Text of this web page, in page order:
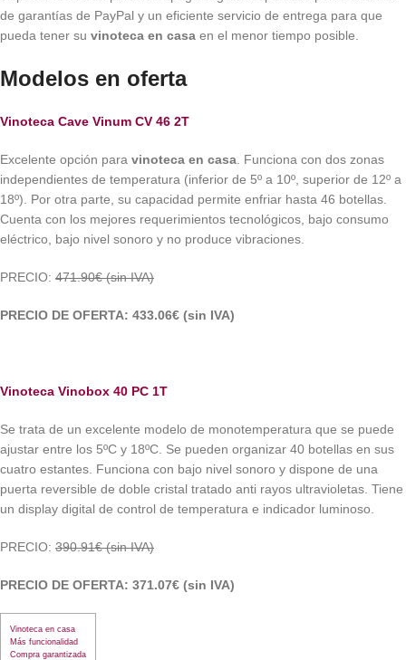
de garantías de PayPal y un eficiente servicio de entrega para que
pueda tener su vinoteca en casa en el menor tiempo posible.
Modelos en oferta
Vinoteca Cave Vinum CV 46 2T
Excelente opción para vinoteca en casa . Funciona con dos zonas
independientes de temperatura (inferior de 5º a 10º, superior de 12º a
18º). Por otra parte, su capacidad permite enfriar hasta 46 botellas.
Cuenta con los mejores requerimientos tecnológicos, bajo consumo
eléctrico, bajo nivel sonoro y no produce vibraciones.
PRECIO: 471.90€ (sin IVA)
PRECIO DE OFERTA: 433.06€ (sin IVA)
Vinoteca Vinobox 40 PC 1T
Se trata de un excelente modelo de monotemperatura que se puede
ajustar entre los 5ºC y 18ºC. Se pueden organizar 40 botellas en sus
cuatro estantes. Funciona con bajo nivel sonoro y dispone de una
puerta reversible de doble cristal tratado anti rayos ultravioletas. Tiene
un display digital de control de temperatura e indicador luminoso.
PRECIO: 390.91€ (sin IVA)
PRECIO DE OFERTA: 371.07€ (sin IVA)
Vinoteca en casa
Más funcionalidad
Compra garantizada